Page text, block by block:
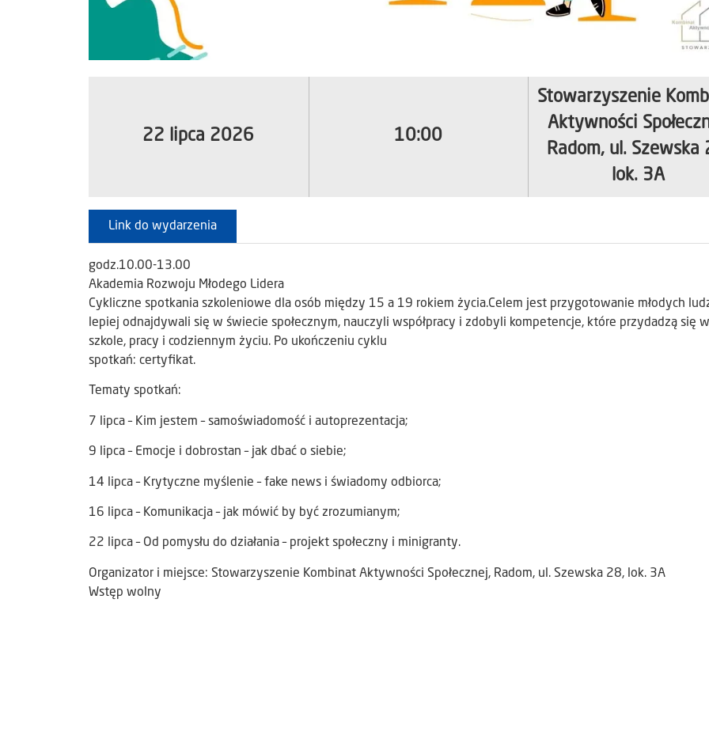
22 lipca 2026 10:00
Stowarzyszenie
Aktywności
Radom, ul. Szewska
lok. 3A
Link do wydarzenia
godz.10.00-13.00
Akademia Rozwoju Młodego Lidera
Cykliczne spotkania szkoleniowe dla osób między 15 a 19 rokiem życia.Celem jest przygotowanie młodych
lepiej odnajdywali się w świecie społecznym, nauczyli współpracy i zdobyli kompetencje, które przydadzą się w
szkole, pracy i codziennym życiu. Po ukończeniu cyklu
spotkań: certyfikat.
Tematy spotkań:
7 lipca – Kim jestem – samoświadomość i autoprezentacja;
9 lipca – Emocje i dobrostan – jak dbać o siebie;
14 lipca – Krytyczne myślenie – fake news i świadomy odbiorca;
16 lipca – Komunikacja – jak mówić by być zrozumianym;
22 lipca – Od pomysłu do działania – projekt społeczny i minigranty.
Organizator i miejsce: Stowarzyszenie Kombinat Aktywności Społecznej, Radom, ul. Szewska 28, lok. 3A
Wstęp wolny